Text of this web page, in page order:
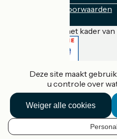
NL
Inschrijvingsvoorwaarden
Gefinancierd in het kader
Accueil Vélo Pro
Wettelijke informatie
Contact
Privacy policy
Réalisation :
Deze site maakt
u controle over
Weiger alle cookies